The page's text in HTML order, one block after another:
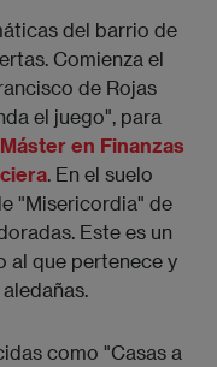
del barrio de
Comienza el
de Rojas
el juego", para
Máster en Finanzas
. En el suelo
"Misericordia" de
Este es un
al que pertenece y
como "Casas a